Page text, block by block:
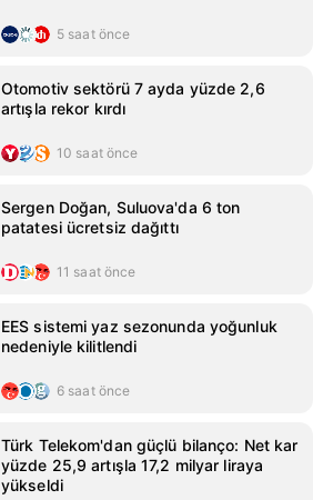
5 saat önce
Otomotiv sektörü 7 ayda yüzde 2,6
artışla rekor kırdı
10 saat önce
Sergen Doğan, Suluova'da 6 ton
patatesi ücretsiz dağıttı
11 saat önce
EES sistemi yaz sezonunda yoğunluk
nedeniyle kilitlendi
6 saat önce
Türk Telekom'dan güçlü bilanço: Net kar
yüzde 25,9 artışla 17,2 milyar liraya
yükseldi